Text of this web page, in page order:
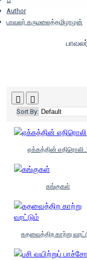
Author
பாவலர் கருமலைத்தமிழாழன்
Sort By:
ஏக்கத்தின்
கங்குகள்
கதவைத்திற காற்று